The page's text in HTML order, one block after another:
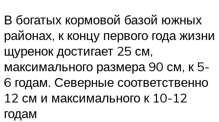
В богатых кормовой базой южных
районах, к концу первого года жизни
щуренок достигает 25 см,
максимального размера 90 см, к 5-
6 годам. Северные соответственно
12 см и максимального к 10-12
годам